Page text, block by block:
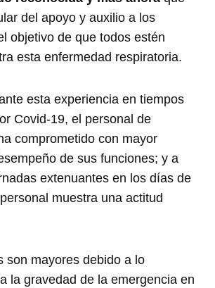
del apoyo y auxilio a los
objetivo de que todos estén
esta enfermedad respiratoria.
esta experiencia en tiempos
Covid-19, el personal de
comprometido con mayor
de sus funciones; y a
extenuantes en los días de
muestra una actitud
son mayores debido a lo
la gravedad de la emergencia en